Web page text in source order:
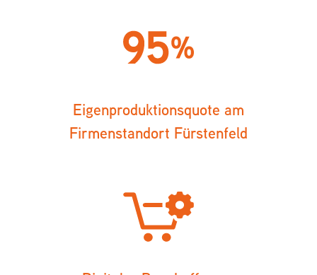
Eigenproduktionsquote am
Firmenstandort Fürstenfeld